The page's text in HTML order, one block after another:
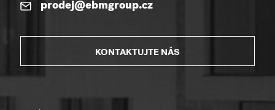
prodej@ebmgroup.cz
KONTAKTUJTE NÁS